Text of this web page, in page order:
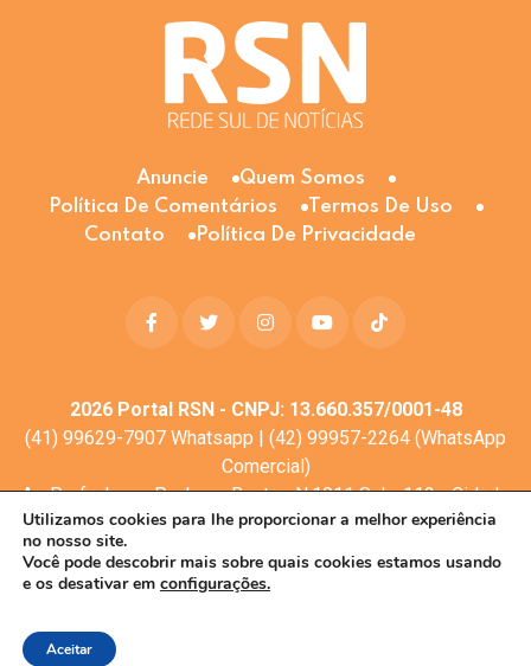
Anuncie
Quem Somos
Política De Comentários
Termos De Uso
Contato
Política De Privacidade
2026Portal RSN - CNPJ: 13.660.357/0001-48
(41) 99629-7907 Whatsapp | (42) 99957-2264 (WhatsApp
Comercial)
Av. Profa. Laura Pacheco Bastos N:1011 Sala: 112 - Cidade
dos Lagos, Guarapuava - PR, 85053-525
© Todos os direitos reservados
Utilizamos cookies para lhe proporcionar a melhor experiência
no nosso site.
Você pode descobrir mais sobre quais cookies estamos usando
e os desativar em configurações.
Aceitar